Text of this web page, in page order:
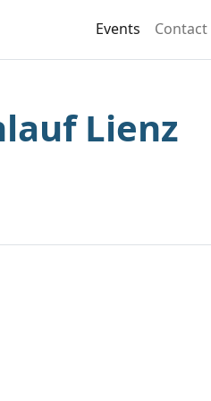
Events Contact
Lienz